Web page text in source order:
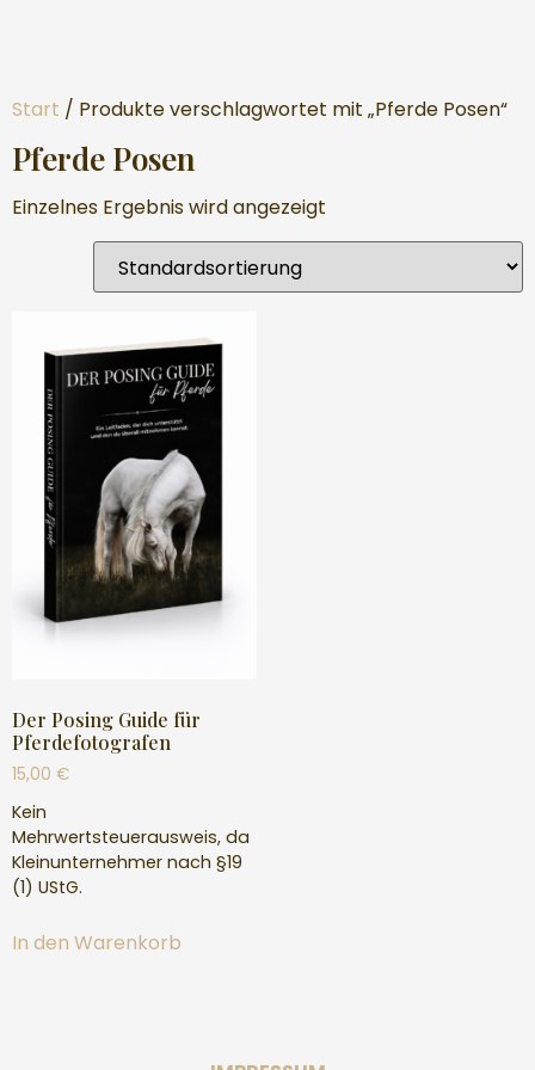
Start / Produkte verschlagwortet mit „Pferde Posen“
Pferde Posen
Einzelnes Ergebnis wird angezeigt
Der Posing Guide für
Pferdefotografen
15,00 €
Kein
Mehrwertsteuerausweis, da
Kleinunternehmer nach §19
(1) UStG.
In den Warenkorb